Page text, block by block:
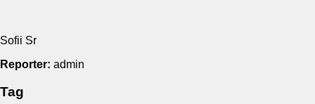
Sofii Sr
Reporter: admin
Tag